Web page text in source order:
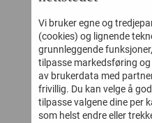
MELTON
ULLTØFFEL FAWN
299,-
Vi bruker egne og
(cookies) og lignende
grunnleggende
tilpasse markedsføring
av brukerdata med
frivillig. Du kan velge å
tilpasse valgene dine per
som helst endre eller